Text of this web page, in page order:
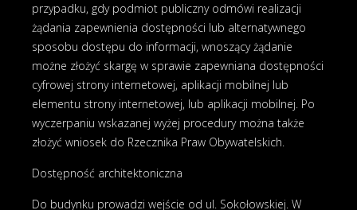
przypadku, gdy podmiot publiczny odmówi realizacji
żądania zapewnienia dostępności lub alternatywnego
sposobu dostępu do informacji, wnoszący żądanie
możne złożyć skargę w sprawie zapewniana dostępności
cyfrowej strony internetowej, aplikacji mobilnej lub
elementu strony internetowej, lub aplikacji mobilnej. Po
wyczerpaniu wskazanej wyżej procedury można także
złożyć wniosek do Rzecznika Praw Obywatelskich.
Dostępność architektoniczna
Do budynku prowadzi wejście od ul. Sokołowskiej. W